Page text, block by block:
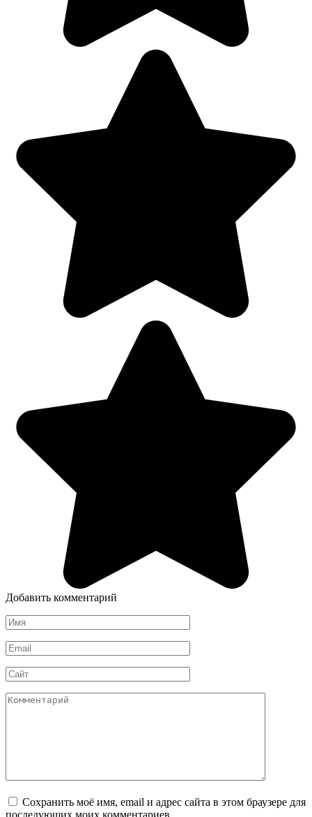
Добавить комментарий
Имя
*
Email
*
Сайт
Комментарий
Сохранить моё имя, email и адрес сайта в этом браузере для
последующих моих комментариев.